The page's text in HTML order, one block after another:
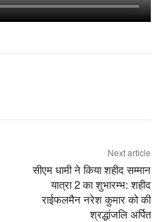
Next article
सीएम धामी ने किया शहीद सम्मान
यात्रा 2 का शुभारम्भ: शहीद
राईफलमैन नरेश कुमार को की
श्रद्धांजलि अर्पित